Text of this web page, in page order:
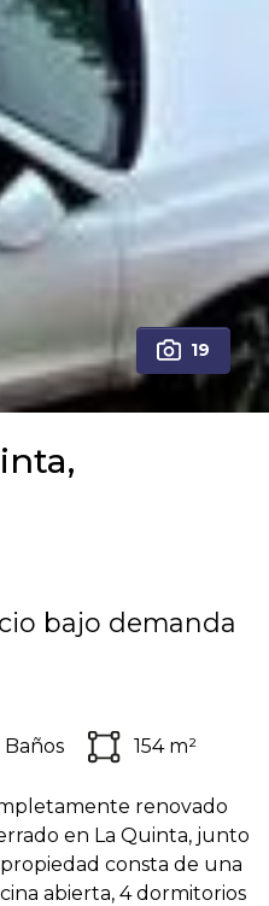
19
bajo demanda
Baños 154 m²
renovado
en La Quinta, junto
consta de una
abierta, 4 dormitorios